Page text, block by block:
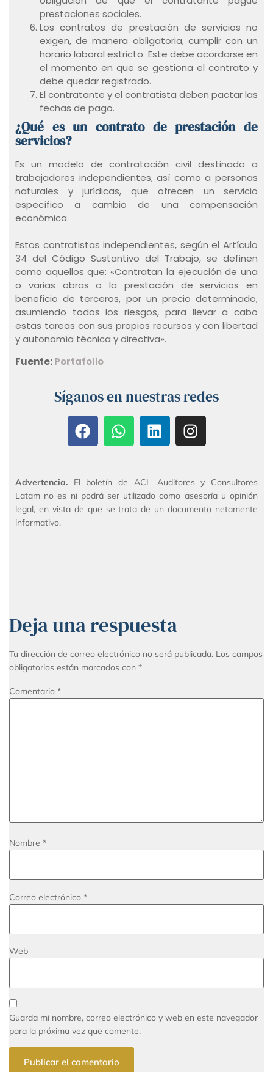
prestaciones sociales.
Los contratos de prestación de servicios no
exigen, de manera obligatoria, cumplir con un
horario laboral estricto. Este debe acordarse en
el momento en que se gestiona el contrato y
debe quedar registrado.
El contratante y el contratista deben pactar las
fechas de pago.
¿Qué es un contrato de prestación de
servicios?
Es un modelo de contratación civil destinado a
trabajadores independientes, así como a personas
naturales y jurídicas, que ofrecen un servicio
específico a cambio de una compensación
económica.
Estos contratistas independientes, según el Artículo
34 del Código Sustantivo del Trabajo, se definen
como aquellos que: «Contratan la ejecución de una
o varias obras o la prestación de servicios en
beneficio de terceros, por un precio determinado,
asumiendo todos los riesgos, para llevar a cabo
estas tareas con sus propios recursos y con libertad
y autonomía técnica y directiva».
Fuente:Portafolio
Síganos en nuestras redes
Advertencia. El boletín de ACL Auditores y Consultores
Latam no es ni podrá ser utilizado como asesoría u opinión
legal, en vista de que se trata de un documento netamente
informativo.
Deja una respuesta
Tu dirección de correo electrónico no será publicada. Los campos
obligatorios están marcados con *
Comentario *
Nombre *
Correo electrónico *
Web
Guarda mi nombre, correo electrónico y web en este navegador
para la próxima vez que comente.